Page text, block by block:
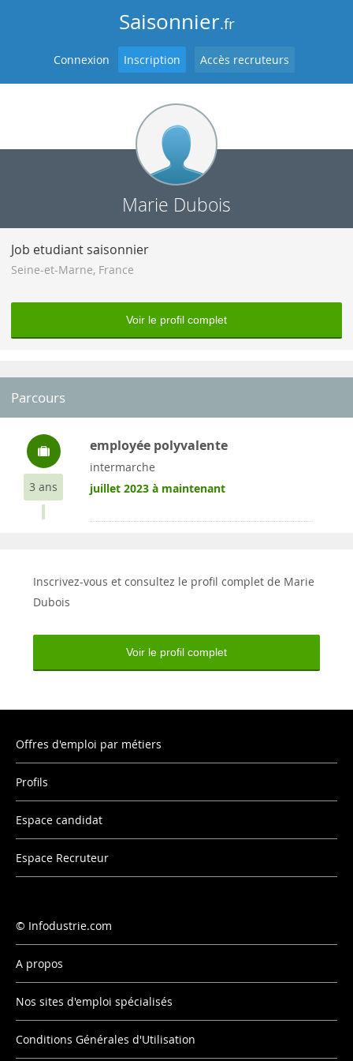
Saisonnier.fr
Connexion Inscription Accès recruteurs
Marie Dubois
Job etudiant saisonnier
Seine-et-Marne, France
Voir le profil complet
Parcours
3 ans
employée polyvalente
intermarche
juillet 2023 à maintenant
Inscrivez-vous et consultez le profil complet de Marie
Dubois
Voir le profil complet
Offres d'emploi par métiers
Profils
Espace candidat
Espace Recruteur
Infodustrie.com
A propos
Nos sites d'emploi spécialisés
Conditions Générales d'Utilisation